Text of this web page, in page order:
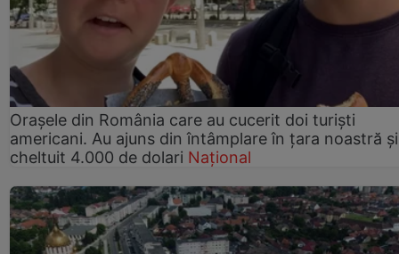
Orașele din România care au cucerit doi turiști
americani. Au ajuns din întâmplare în țara noastră
cheltuit 4.000 de dolari Național